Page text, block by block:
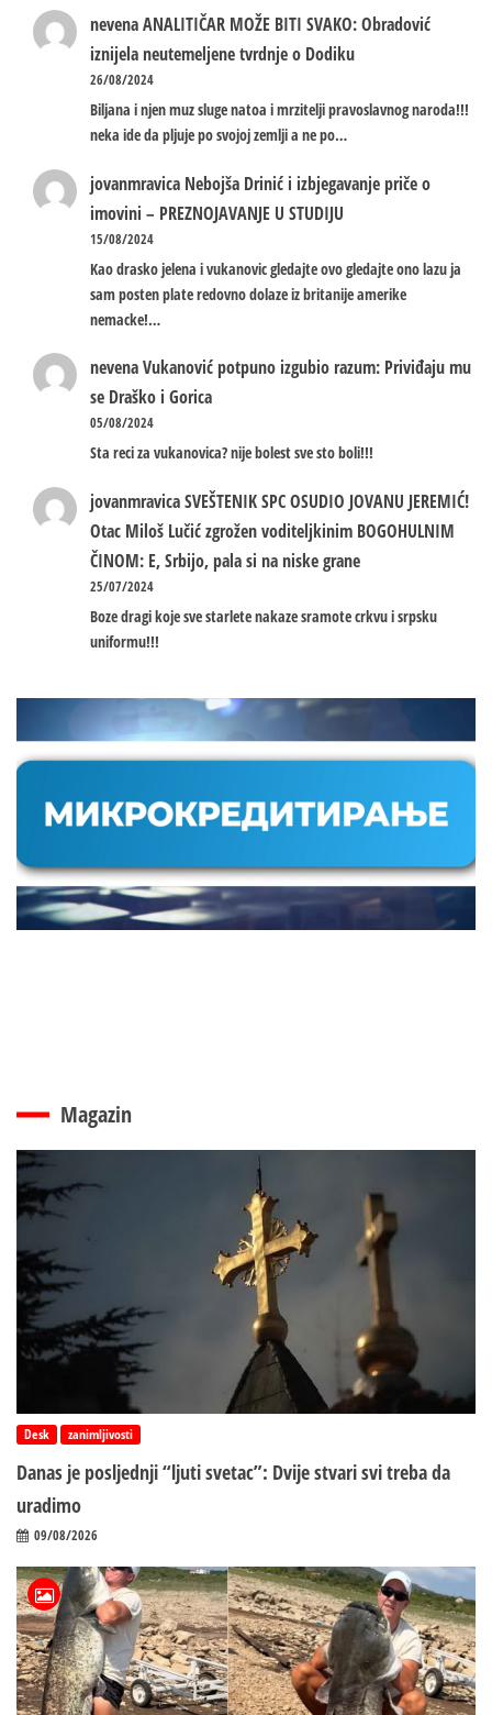
nevenaANALITIČAR MOŽE BITI SVAKO: Obradović
iznijela neutemeljene tvrdnje o Dodiku
26/08/2024
Biljana i njen muz sluge natoa i mrzitelji pravoslavnog naroda!!!
neka ide da pljuje po svojoj zemlji a ne po…
jovanmravica Nebojša Drinić i izbjegavanje priče o
imovini – PREZNOJAVANJE U STUDIJU
15/08/2024
Kao drasko jelena i vukanovic gledajte ovo gledajte ono lazu ja
sam posten plate redovno dolaze iz britanije amerike
nemacke!…
nevenaVukanović potpuno izgubio razum: Priviđaju mu
se Draško i Gorica
05/08/2024
Sta reci za vukanovica? nije bolest sve sto boli!!!
jovanmravicaSVEŠTENIK SPC OSUDIO JOVANU JEREMIĆ!
Otac Miloš Lučić zgrožen voditeljkinim BOGOHULNIM
ČINOM: E, Srbijo, pala si na niske grane
25/07/2024
Boze dragi koje sve starlete nakaze sramote crkvu i srpsku
uniformu!!!
Magazin
Desk zanimljivosti
Danas je posljednji “ljuti svetac”: Dvije stvari svi treba da
uradimo
09/08/2026